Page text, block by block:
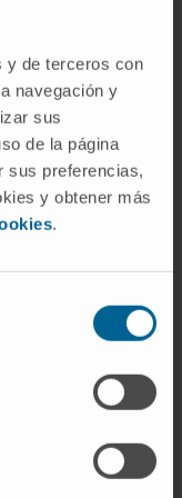
y de terceros con
navegación y
sus
de la página
sus preferencias,
y obtener más
.
la mejor